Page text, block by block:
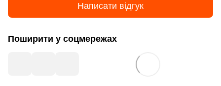
Написати відгук
Поширити у соцмережах